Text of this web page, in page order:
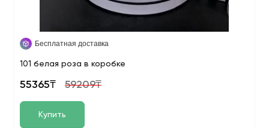
Бесплатная доставка
101 белая роза в коробке
55365₸ 59209₸
Купить